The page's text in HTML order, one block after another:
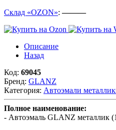
Склад «OZON»:———
Описание
Назад
Код: 69045
Бренд: GLANZ
Категория: Автоэмали
Полное наименование:
- Автоэмаль GLANZ металлик